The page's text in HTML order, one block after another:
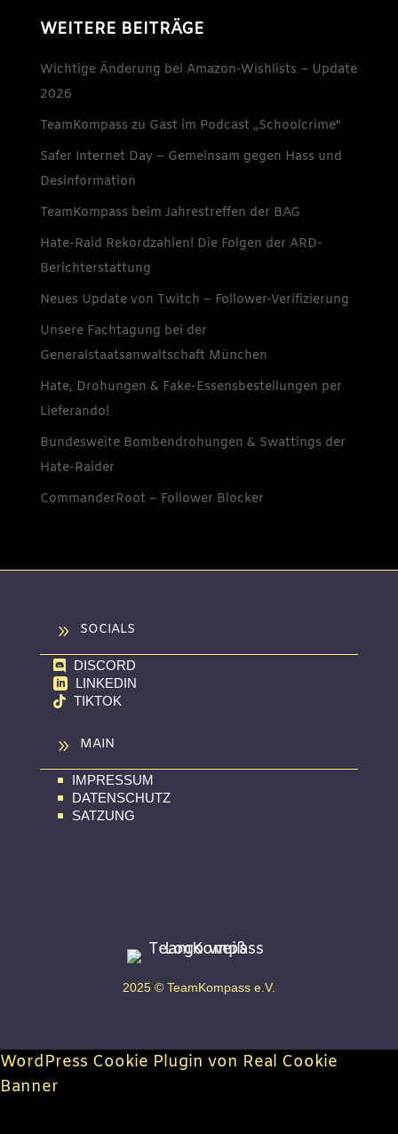
WEITERE BEITRÄGE
Wichtige Änderung bei Amazon-Wishlists – Update
2026
TeamKompass zu Gast im Podcast „Schoolcrime“
Safer Internet Day – Gemeinsam gegen Hass und
Desinformation
TeamKompass beim Jahrestreffen der BAG
Hate-Raid Rekordzahlen! Die Folgen der ARD-
Berichterstattung
Neues Update von Twitch – Follower-Verifizierung
Unsere Fachtagung bei der
Generalstaatsanwaltschaft München
Hate, Drohungen & Fake-Essensbestellungen per
Lieferando!
Bundesweite Bombendrohungen & Swattings der
Hate-Raider
CommanderRoot – Follower Blocker
9 SOCIALS
 DISCORD
 LINKEDIN
 TIKTOK
9 MAIN
^ IMPRESSUM
^ DATENSCHUTZ
^ SATZUNG
2025 © TeamKompass e.V.
WordPress Cookie Plugin von Real Cookie
Banner